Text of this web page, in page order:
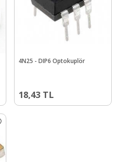
4N25 - DIP6 Optokuplör
18,43 TL